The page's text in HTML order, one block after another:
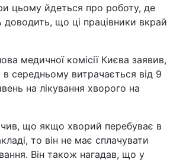
сайті Фотобанк
Пресцентр
цьому йдеться про роботу, де
доводить, що ці працівники вкрай
медичної комісії Києва заявив,
середньому витрачається від 9
на лікування хворого на
що якщо хворий перебуває в
то він не має сплачувати
Він також нагадав, що у